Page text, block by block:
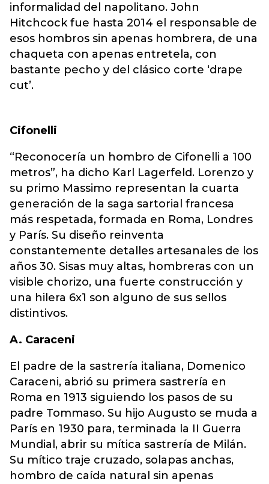
informalidad del napolitano. John
Hitchcock fue hasta 2014 el responsable de
esos hombros sin apenas hombrera, de una
chaqueta con apenas entretela, con
bastante pecho y del clásico corte ‘drape
cut’.
Cifonelli
“Reconocería un hombro de Cifonelli a 100
metros”, ha dicho Karl Lagerfeld. Lorenzo y
su primo Massimo representan la cuarta
generación de la saga sartorial francesa
más respetada, formada en Roma, Londres
y París. Su diseño reinventa
constantemente detalles artesanales de los
años 30. Sisas muy altas, hombreras con un
visible chorizo, una fuerte construcción y
una hilera 6x1 son alguno de sus sellos
distintivos.
A. Caraceni
El padre de la sastrería italiana, Domenico
Caraceni, abrió su primera sastrería en
Roma en 1913 siguiendo los pasos de su
padre Tommaso. Su hijo Augusto se muda a
París en 1930 para, terminada la II Guerra
Mundial, abrir su mítica sastrería de Milán.
Su mítico traje cruzado, solapas anchas,
hombro de caída natural sin apenas